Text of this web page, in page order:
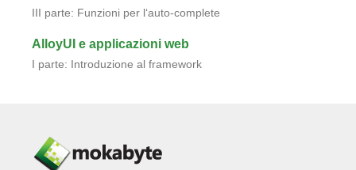
III parte: Funzioni per l‘auto-complete
AlloyUI e applicazioni web
I parte: Introduzione al framework